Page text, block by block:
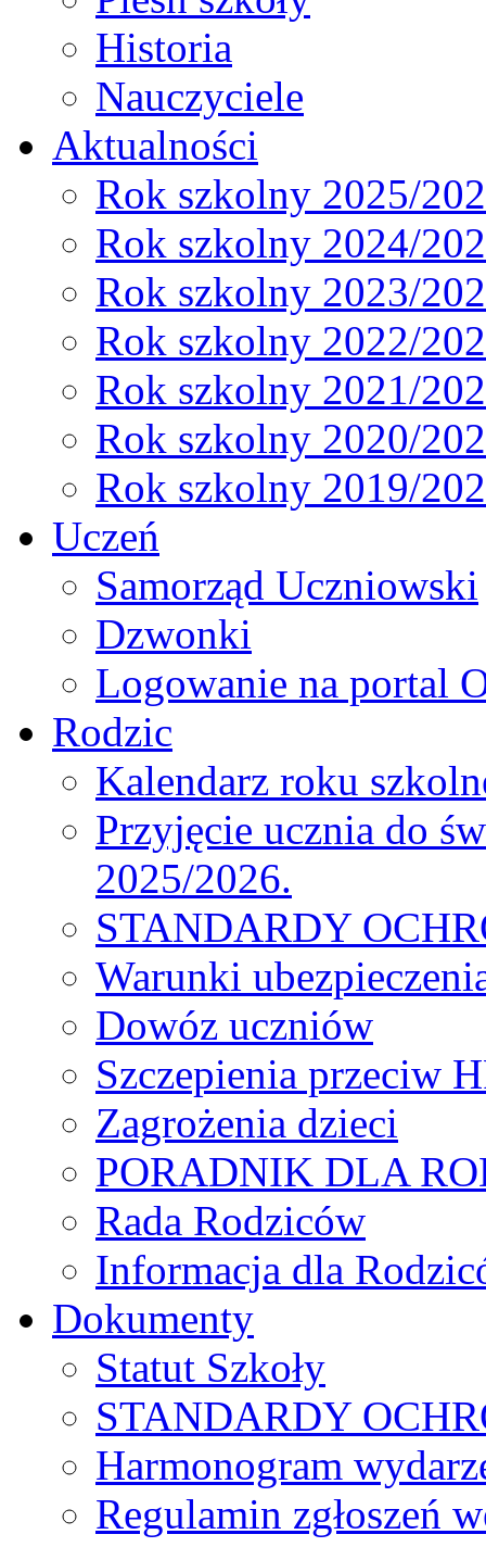
Historia
Nauczyciele
Aktualności
Rok szkolny 2025/
Rok szkolny 2024/
Rok szkolny 2023/
Rok szkolny 2022/
Rok szkolny 2021/
Rok szkolny 2020/
Rok szkolny 2019/
Uczeń
Samorząd Uczniowski
Dzwonki
Logowanie na portal
Rodzic
Kalendarz roku
Przyjęcie ucznia do
2025/2026.
STANDARDY
Warunki
Dowóz uczniów
Szczepienia przeciw
Zagrożenia dzieci
PORADNIK DLA
Rada Rodziców
Іnformacja dla
Dokumenty
Statut Szkoły
STANDARDY
Harmonogram
Regulamin zgłoszeń